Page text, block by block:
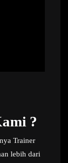
?
Trainer
lebih dari